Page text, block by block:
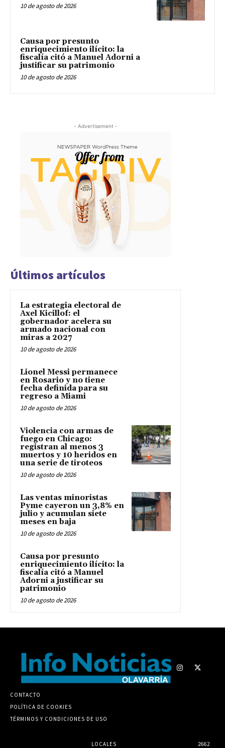
10 de agosto de 2026
Causa por presunto
enriquecimiento ilícito: la
fiscalía citó a Manuel Adorni a
justificar su patrimonio
10 de agosto de 2026
- Advertisement -
Últimos artículos
La estrategia electoral de
Axel Kicillof: el
gobernador acelera su
armado nacional con
miras a 2027
10 de agosto de 2026
Lionel Messi permanece
en Rosario y no tiene
fecha definida para su
regreso a Miami
10 de agosto de 2026
Violencia con armas de
fuego en Chicago:
registran al menos 3
muertos y 10 heridos en
una serie de tiroteos
10 de agosto de 2026
Las ventas minoristas
Pyme cayeron un 3,8% en
julio y acumulan siete
meses en baja
10 de agosto de 2026
Causa por presunto
enriquecimiento ilícito: la
fiscalía citó a Manuel
Adorni a justificar su
patrimonio
10 de agosto de 2026
CONTACTO
POLÍTICA DE COOKIES
TÉRMINOS Y CONDICIONES DE USO
LOCALES 2662